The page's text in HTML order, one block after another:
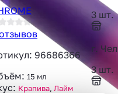
96686366
15 мл
Крапива, Лайм
3 шт.
г.
3 шт.